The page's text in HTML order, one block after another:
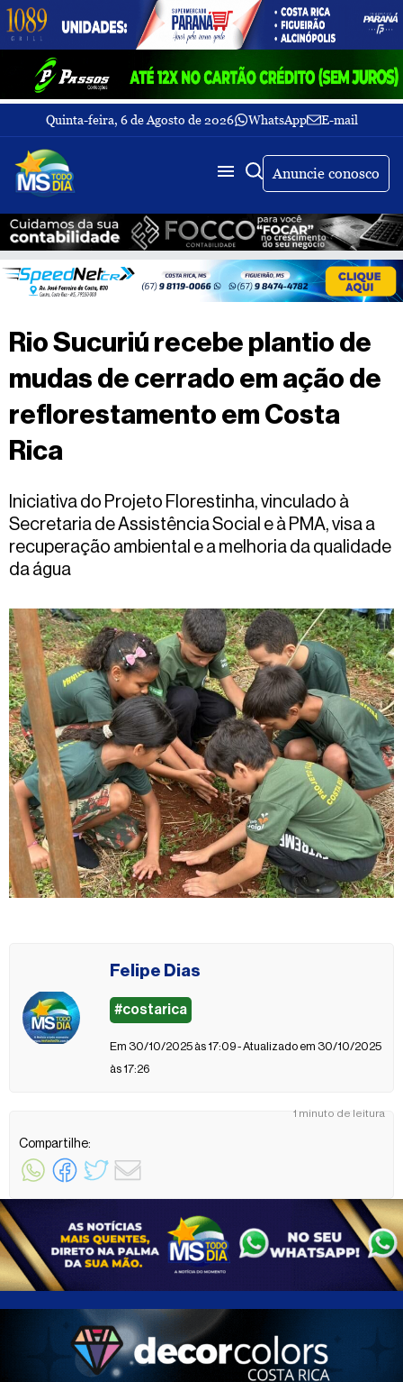
Quinta-feira, 6 de Agosto de 2026 WhatsApp E-mail
Fechar Menu
Últimas
notícias
Galeria
de
fotos
Sobre
Nós
TV
MS
dia
Fale
Anuncie conosco
Buscar
1 minuto de leitura
Rio Sucuriú recebe plantio de
mudas de cerrado em ação de
reflorestamento em Costa
Rica
Iniciativa do Projeto Florestinha, vinculado à
Secretaria de Assistência Social e à PMA, visa a
recuperação ambiental e a melhoria da qualidade
da água
Felipe Dias
#costarica
Em 30/10/2025 às 17:09 - Atualizado em 30/10/2025
às 17:26
Compartilhe: